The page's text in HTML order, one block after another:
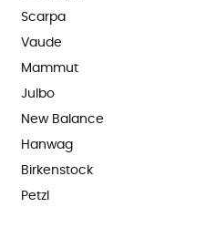
Scarpa
Vaude
Mammut
Julbo
New Balance
Hanwag
Birkenstock
Petzl